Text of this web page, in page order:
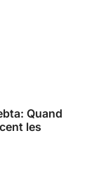
Quand
les